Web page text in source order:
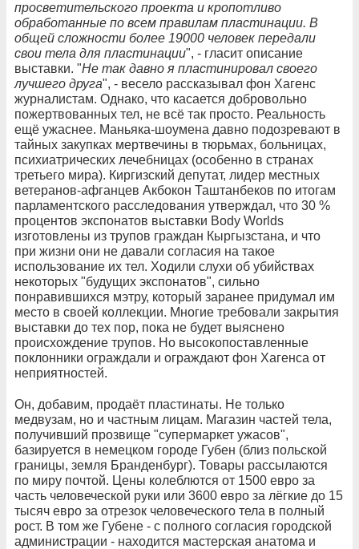
просветительского проекта и кропотливо
обработанные по всем правилам пластинации. В
общей сложности более 19000 человек передали
свои тела для пластинации", - гласит описание
выставки. "Не так давно я пластинировал своего
лучшего друга", - весело рассказывал фон Хагенс
журналистам. Однако, что касается добровольно
пожертвованных тел, не всё так просто. Реальность
ещё ужаснее. Маньяка-шоумена давно подозревают в
тайных закупках мертвечины в тюрьмах, больницах,
психиатрических лечебницах (особенно в странах
третьего мира). Киргизский депутат, лидер местных
ветеранов-афганцев Акбокон Таштанбеков по итогам
парламентского расследования утверждал, что 30 %
процентов экспонатов выставки Body Worlds
изготовлены из трупов граждан Кыргызстана, и что
при жизни они не давали согласия на такое
использование их тел. Ходили слухи об убийствах
некоторых "будущих экспонатов", сильно
понравившихся мэтру, который заранее придумал им
место в своей коллекции. Многие требовали закрытия
выставки до тех пор, пока не будет выяснено
происхождение трупов. Но высокопоставленные
поклонники ограждали и ограждают фон Хагенса от
неприятностей.
Он, добавим, продаёт пластинаты. Не только
медвузам, но и частным лицам. Магазин частей тела,
получивший прозвище "супермаркет ужасов",
базируется в немецком городе Губен (близ польской
границы, земля Бранденбург). Товары рассылаются
по миру почтой. Цены колеблются от 1500 евро за
часть человеческой руки или 3600 евро за лёгкие до 15
тысяч евро за отрезок человеческого тела в полный
рост. В том же Губене - с полного согласия городской
администрации - находится мастерская анатома и